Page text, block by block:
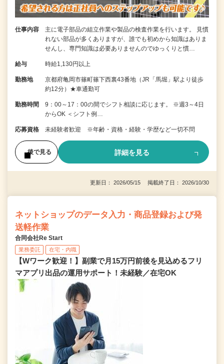
仕事内容
主に電子部品の組立作業や製品の検査作業を行います。 見慣
れない部品が多くありますが、誰でも初めから知識はありま
せんし、専門知識は必要ありませんのでゆっくりと慣…
給与 時給1,130円以上
勤務地
京都府亀岡市篠町篠下西裏43番地（JR「馬堀」駅より徒歩
約12分）★車通勤可
勤務時間
9：00～17：00の間でシフト相談に応じます。 ※週3～4日
からOK ＜シフト例…
応募資格 未経験者歓迎 ※年齢・資格・経験・学歴など一切不問
後で見る 詳細を見る
更新日： 2026/05/15 掲載終了日： 2026/10/30
ネットショップのデータ入力・商品登録および発
送軽作業
合同会社Re Start
業務委託 在宅・内職
【Wワーク歓迎！】副業で月15万円前後を見込めるフリ
マアプリ出品の運用サポート！未経験／在宅OK